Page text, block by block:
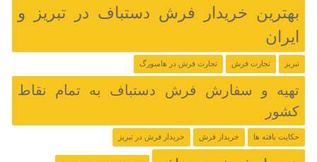
بهترین خریدار فرش دستباف در تبریز و
ایران
تبریز تجارت فرش تجارت فرش در هامبورگ
تهیه و سفارش فرش دستباف به تمام نقاط
کشور
حکایت بافته ها خریدار فرش خریدار فرش در تبریز